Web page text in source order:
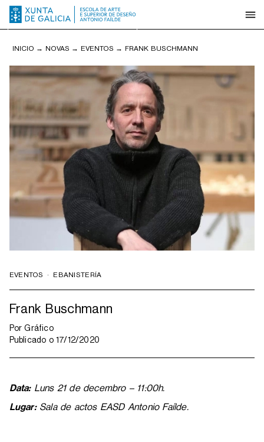
INICIO → NOVAS → EVENTOS → FRANK BUSCHMANN
EVENTOS · EBANISTERÍA
Frank Buschmann
PorGráfico
Publicado o17/12/2020
Data:Luns 21 de decembro – 11:00h.
Lugar:Sala de actos EASD Antonio Faílde.